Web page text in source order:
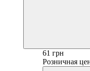
61 грн
Розничная